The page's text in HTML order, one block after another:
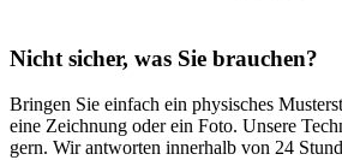
Nicht sicher, was Sie brauchen?
Bringen Sie einfach ein physisches
eine Zeichnung oder ein Foto. Unsere
gern. Wir antworten innerhalb von 24